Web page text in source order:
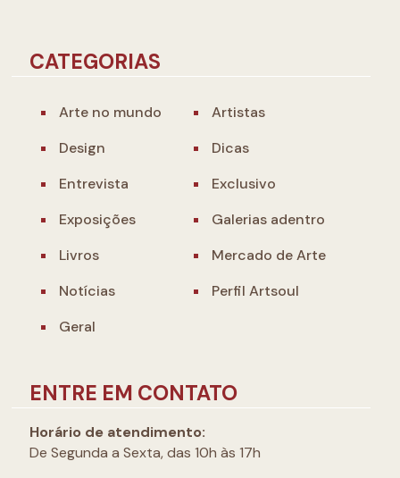
CATEGORIAS
Arte no mundo
Artistas
Design
Dicas
Entrevista
Exclusivo
Exposições
Galerias adentro
Livros
Mercado de Arte
Notícias
Perfil Artsoul
Geral
ENTRE EM CONTATO
Horário de atendimento:
De Segunda a Sexta, das 10h às 17h